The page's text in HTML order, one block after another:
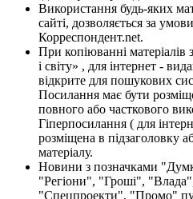
Використання будь-яких
сайті, дозволяється за
Корреспондент.net.
При копіюванні матеріалів
і світу» , для інтернет -
відкрите для пошукових
Посилання має бути
повного або часткового
Гіперпосилання ( для
розміщена в підзаголовку
матеріалу.
Новини з позначками
"Регіони", "Гроші",
"Спецпроекти", "Промо"